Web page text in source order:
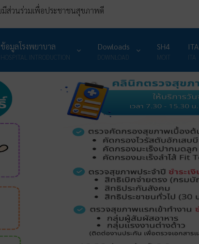
ส่วนร่วมเพื่อประชาชนสุขภาพดี
ข้อมูลโรงพยาบาล
HOSPITAL INTRODUCTION
Dowloads
DOWNLOAD
SH4
MOIT
ITA
ITA